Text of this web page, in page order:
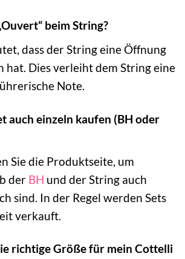
beim String?
dass der String eine Öffnung
hat. Dies verleiht dem String eine
Note.
auch einzeln kaufen (BH oder
Sie die Produktseite, um
der BH und der String auch
sind. In der Regel werden Sets
verkauft.
richtige Größe für mein Cottelli